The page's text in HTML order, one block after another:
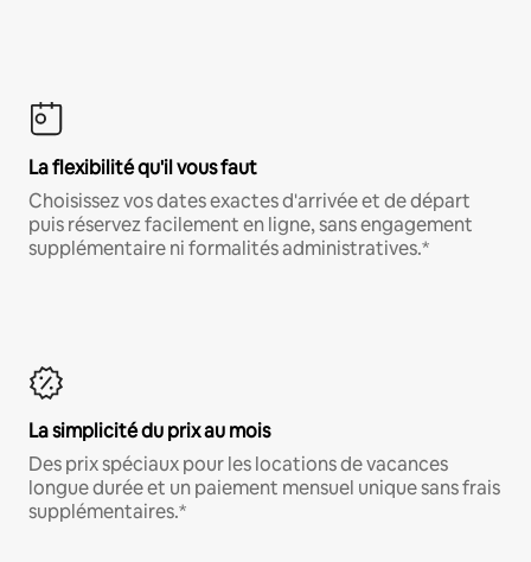
La flexibilité qu'il vous faut
Choisissez vos dates exactes d'arrivée et de départ
puis réservez facilement en ligne, sans engagement
supplémentaire ni formalités administratives.*
La simplicité du prix au mois
Des prix spéciaux pour les locations de vacances
longue durée et un paiement mensuel unique sans frais
supplémentaires.*